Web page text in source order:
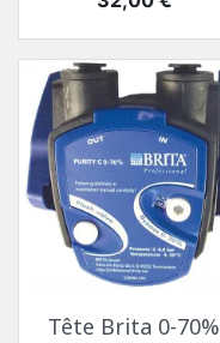
Tête Brita 0-70%